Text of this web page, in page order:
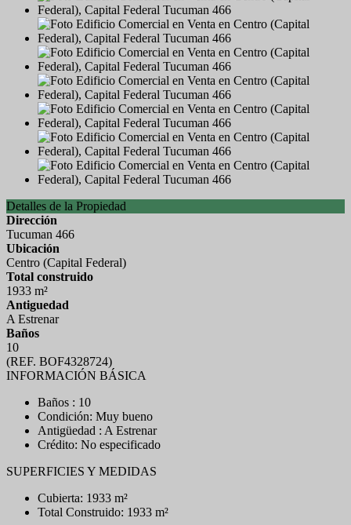
Detalles de la Propiedad
Dirección
Tucuman 466
Ubicación
Centro (Capital Federal)
Total construido
1933 m²
Antiguedad
A Estrenar
Baños
10
(REF. BOF4328724)
INFORMACIÓN BÁSICA
Baños : 10
Condición: Muy bueno
Antigüedad : A Estrenar
Crédito: No especificado
SUPERFICIES Y MEDIDAS
Cubierta: 1933 m²
Total Construido: 1933 m²